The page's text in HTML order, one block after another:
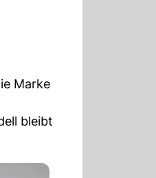
Marke
bleibt